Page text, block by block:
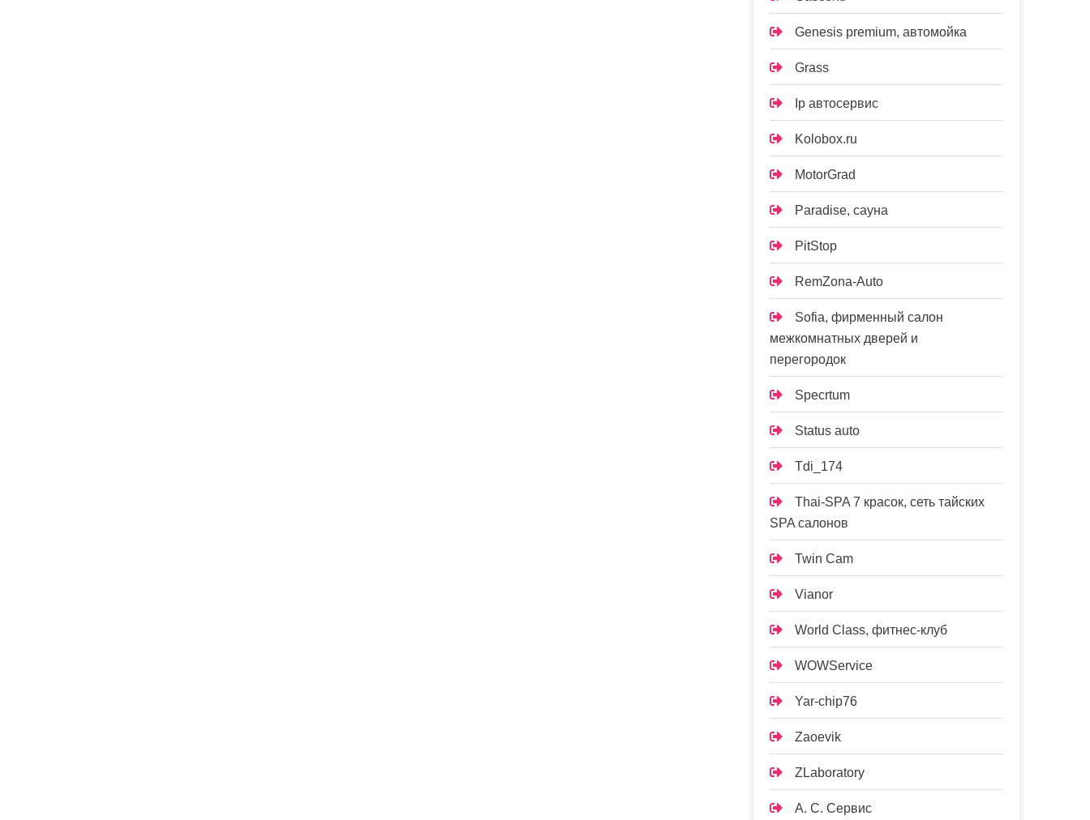
Genesis premium, автомойка
Grass
Ip автосервис
Kolobox.ru
MotorGrad
Paradise, сауна
PitStop
RemZona-Auto
Sofia, фирменный салон
межкомнатных дверей и
перегородок
Specrtum
Status auto
Tdi_174
Thai-SPA 7 красок, сеть тайских
SPA салонов
Twin Cam
Vianor
World Class, фитнес-клуб
WOWService
Yar-chip76
Zaoevik
ZLaboratory
А. С. Сервис